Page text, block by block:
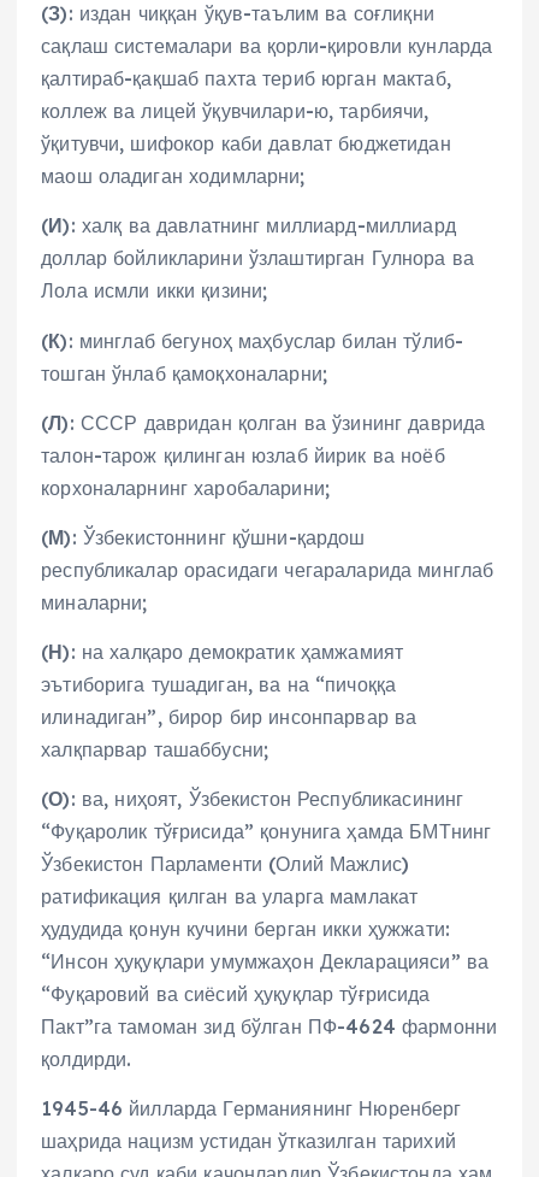
(З): издан чиққан ўқув-таълим ва соғлиқни
сақлаш системалари ва қорли-қировли кунларда
қалтираб-қақшаб пахта териб юрган мактаб,
коллеж ва лицей ўқувчилари-ю, тарбиячи,
ўқитувчи, шифокор каби давлат бюджетидан
маош оладиган ходимларни;
(И): халқ ва давлатнинг миллиард-миллиард
доллар бойликларини ўзлаштирган Гулнора ва
Лола исмли икки қизини;
(К): минглаб бегуноҳ маҳбуслар билан тўлиб-
тошган ўнлаб қамоқхоналарни;
(Л): СССР давридан қолган ва ўзининг даврида
талон-тарож қилинган юзлаб йирик ва ноёб
корхоналарнинг харобаларини;
(М): Ўзбекистоннинг қўшни-қардош
республикалар орасидаги чегараларида минглаб
миналарни;
(Н): на халқаро демократик ҳамжамият
эътиборига тушадиган, ва на “пичоққа
илинадиган”, бирор бир инсонпарвар ва
халқпарвар ташаббусни;
(О): ва, ниҳоят, Ўзбекистон Республикасининг
“Фуқаролик тўғрисида” қонунига ҳамда БМТнинг
Ўзбекистон Парламенти (Олий Мажлис)
ратификация қилган ва уларга мамлакат
ҳудудида қонун кучини берган икки ҳужжати:
“Инсон ҳуқуқлари умумжаҳон Декларацияси” ва
“Фуқаровий ва сиёсий ҳуқуқлар тўғрисида
Пакт”га тамоман зид бўлган ПФ-4624 фармонни
қолдирди.
1945-46 йилларда Германиянинг Нюренберг
шаҳрида нацизм устидан ўтказилган тарихий